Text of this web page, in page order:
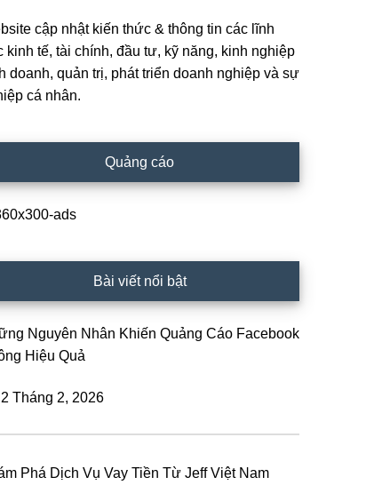
cập nhật kiến thức & thông tin các lĩnh
kinh tế, tài chính, đầu tư, kỹ năng, kinh nghiệp
doanh, quản trị, phát triển doanh nghiệp và sự
cá nhân.
Quảng cáo
Bài viết nổi bật
Nguyên Nhân Khiến Quảng Cáo Facebook
Hiệu Quả
2 Tháng 2, 2026
Phá Dịch Vụ Vay Tiền Từ Jeff Việt Nam